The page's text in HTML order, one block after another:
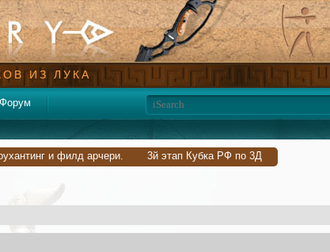
ИЗ ЛУКА
Форум
и филд арчери. 3й этап Кубка РФ по 3Д